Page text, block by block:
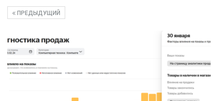
ПРЕДЫДУЩИЙ